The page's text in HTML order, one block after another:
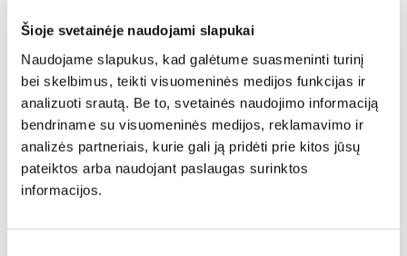
Šioje svetainėje naudojami slapukai
Naudojame slapukus, kad galėtume suasmeninti turinį
bei skelbimus, teikti visuomeninės medijos funkcijas ir
analizuoti srautą. Be to, svetainės naudojimo informaciją
bendriname su visuomeninės medijos, reklamavimo ir
analizės partneriais, kurie gali ją pridėti prie kitos jūsų
pateiktos arba naudojant paslaugas surinktos
informacijos.
Išskleidžiamas stalas LUCAS
40
Ilgis: 140 cm, Plotis: 90 cm,
Aukštis: 76 cm